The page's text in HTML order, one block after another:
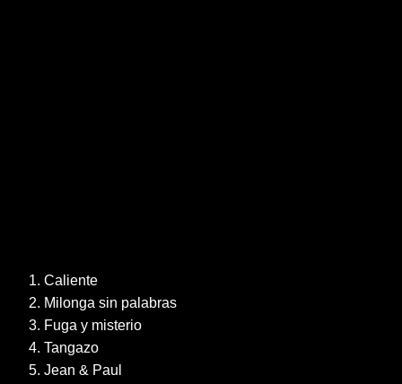
1. Caliente
2. Milonga sin palabras
3. Fuga y misterio
4. Tangazo
5. Jean & Paul